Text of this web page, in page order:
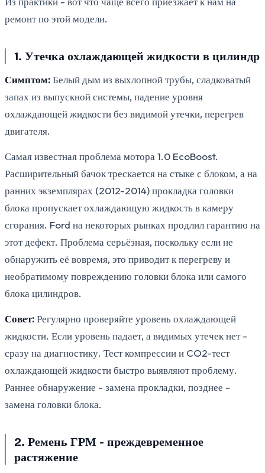
ремонт по этой модели.
1. Утечка охлаждающей жидкости в цилиндр
Симптом:Белый дым из выхлопной трубы, сладковатый
запах из выпускной системы, падение уровня
охлаждающей жидкости без видимой утечки, перегрев
двигателя.
Самая известная проблема мотора 1.0 EcoBoost.
Расширительный бачок трескается на стыке с блоком, а на
ранних экземплярах (2012-2014) прокладка головки
блока пропускает охлаждающую жидкость в камеру
сгорания. Ford на некоторых рынках продлил гарантию на
этот дефект. Проблема серьёзная, поскольку если не
обнаружить её вовремя, это приводит к перегреву и
необратимому повреждению головки блока или самого
блока цилиндров.
Совет:Регулярно проверяйте уровень охлаждающей
жидкости. Если уровень падает, а видимых утечек нет -
сразу на диагностику. Тест компрессии и CO2-тест
охлаждающей жидкости быстро выявляют проблему.
Раннее обнаружение - замена прокладки, позднее -
замена головки блока.
2. Ремень ГРМ - преждевременное
растяжение